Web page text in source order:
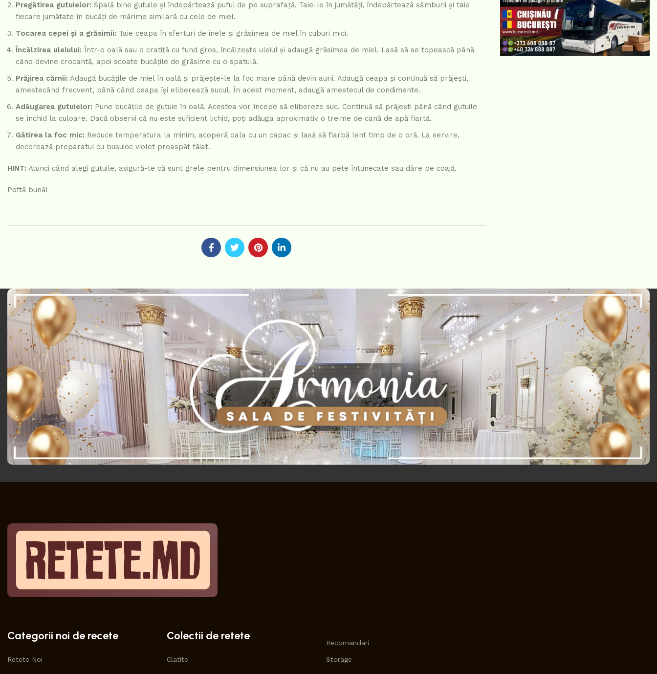
Pregătirea gutuielor: Spală bine gutuile și îndepărtează puful de pe suprafață. Taie-le în jumătăți, îndepărtează sâmburii și taie
fiecare jumătate în bucăți de mărime similară cu cele de miel.
Tocarea cepei și a grăsimii: Taie ceapa în sferturi de inele și grăsimea de miel în cuburi mici.
Încălzirea uleiului: Într-o oală sau o cratiță cu fund gros, încălzește uleiul și adaugă grăsimea de miel. Lasă să se topească până
când devine crocantă, apoi scoate bucățile de grăsime cu o spatulă.
Prăjirea cărnii: Adaugă bucățile de miel în oală și prăjește-le la foc mare până devin aurii. Adaugă ceapa și continuă să prăjești,
amestecând frecvent, până când ceapa își eliberează sucul. În acest moment, adaugă amestecul de condimente.
Adăugarea gutuielor: Pune bucățile de gutuie în oală. Acestea vor începe să elibereze suc. Continuă să prăjești până când gutuile
se închid la culoare. Dacă observi că nu este suficient lichid, poți adăuga aproximativ o treime de cană de apă fiartă.
Gătirea la foc mic: Reduce temperatura la minim, acoperă oala cu un capac și lasă să fiarbă lent timp de o oră. La servire,
decorează preparatul cu busuioc violet proaspăt tăiat.
HINT: Atunci când alegi gutuile, asigură-te că sunt grele pentru dimensiunea lor și că nu au pete întunecate sau dâre pe coajă.
Poftă bună!
Categorii noi de recete
Retete Noi
Colectii de retete
Clatite
Recomandari
Storage